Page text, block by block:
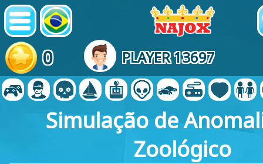
0 PLAYER 13697
Simulação de
Zoológico